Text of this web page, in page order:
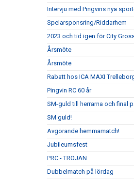
Intervju med Pingvins nya
Spelarsponsring/Riddarhem
2023 och tid igen för City
Årsmöte
Årsmöte
Rabatt hos ICA MAXI
Pingvin RC 60 år
SM-guld till herrarna och final
SM guld!
Avgörande hemmamatch!
Jubileumsfest
PRC - TROJAN
Dubbelmatch på lördag